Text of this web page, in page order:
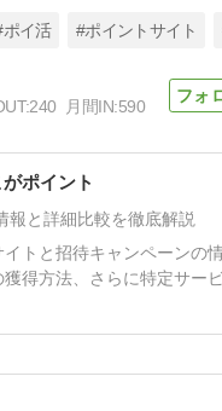
デメリ
貯ま
ポイ活 #ポイントサイト
240 月間IN:590
ポイント
報と詳細比較を徹底解説
トと招待キャンペーンの
得方法、さらに特定サー